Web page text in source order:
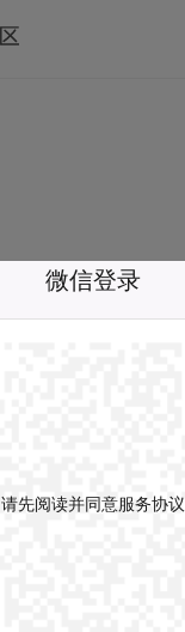
微信登录
请先阅读并同意服务协议